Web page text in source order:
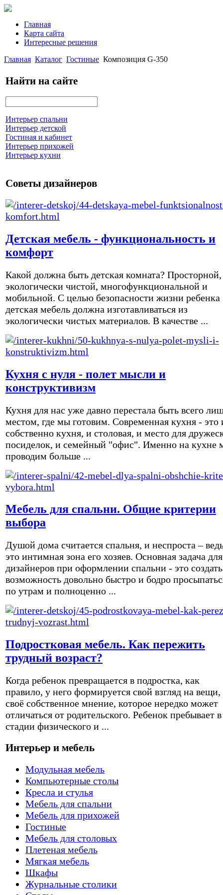
Главная
Карта сайта
Интересные решения
Главная Каталог Гостиные Композиция G-350
Найти на сайте
Интерьер спальни
Интерьер детской
Гостиная и кабинет
Интерьер прихожей
Интерьер кухни
Советы дизайнеров
Детская мебель - функциональность и
комфорт
Какой должна быть детская комната? Просторной,
экологически чистой, многофункциональной и
мобильной. С целью безопасности жизни ребенка
детская мебель должна изготавливаться из
экологически чистых материалов. В качестве ...
Кухня с нуля - полет мысли и
конструктивизм
Кухня для нас уже давно перестала быть всего
местом, где мы готовим. Современная кухня - это
собственно кухня, и столовая, и место для
посиделок, и семейный "офис". Именно на кухне
проводим больше ...
Мебель для спальни. Общие критерии
выбора
Душой дома считается спальня, и неспроста –
это интимная зона его хозяев. Основная задача для
дизайнеров при оформлении спальни - это создать
возможность довольно быстро и бодро
по утрам и полноценно ...
Подростковая мебель. Как пережить
трудный возраст?
Когда ребенок превращается в подростка, как
правило, у него формируется свой взгляд на вещи,
своё собственное мнение, которое нередко может
отличаться от родительского. Ребенок пребывает в
стадии физического и ...
Интерьер и мебель
Модульная мебель
Компьютерные столы
Кресла и стулья
Мебель для спальни
Мебель для прихожей
Гостиные
Мебель для столовых
Плетеная мебель
Мягкая мебель
Шкафы
Журнальные столики